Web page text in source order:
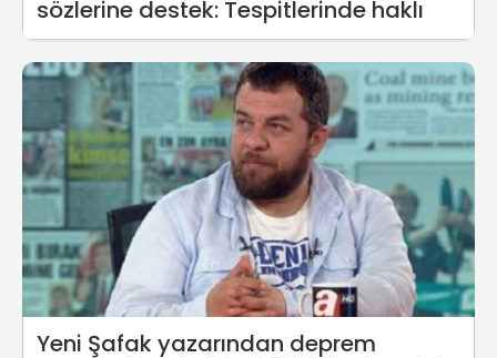
sözlerine destek: Tespitlerinde haklı
Yeni Şafak yazarından deprem